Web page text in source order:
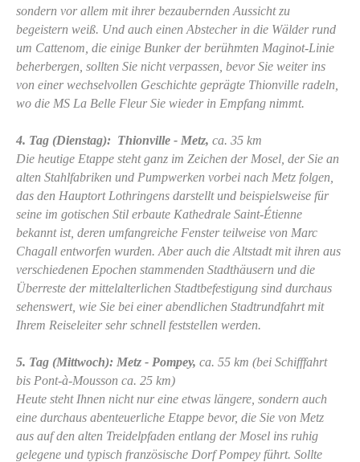
sondern vor allem mit ihrer bezaubernden Aussicht zu
begeistern weiß. Und auch einen Abstecher in die Wälder rund
um Cattenom, die einige Bunker der berühmten Maginot-Linie
beherbergen, sollten Sie nicht verpassen, bevor Sie weiter ins
von einer wechselvollen Geschichte geprägte Thionville radeln,
wo die MS La Belle Fleur Sie wieder in Empfang nimmt.
4. Tag (Dienstag): Thionville - Metz, ca. 35 km
Die heutige Etappe steht ganz im Zeichen der Mosel, der Sie an
alten Stahlfabriken und Pumpwerken vorbei nach Metz folgen,
das den Hauptort Lothringens darstellt und beispielsweise für
seine im gotischen Stil erbaute Kathedrale Saint-Étienne
bekannt ist, deren umfangreiche Fenster teilweise von Marc
Chagall entworfen wurden. Aber auch die Altstadt mit ihren aus
verschiedenen Epochen stammenden Stadthäusern und die
Überreste der mittelalterlichen Stadtbefestigung sind durchaus
sehenswert, wie Sie bei einer abendlichen Stadtrundfahrt mit
Ihrem Reiseleiter sehr schnell feststellen werden.
5. Tag (Mittwoch): Metz - Pompey, ca. 55 km (bei Schifffahrt
bis Pont-à-Mousson ca. 25 km)
Heute steht Ihnen nicht nur eine etwas längere, sondern auch
eine durchaus abenteuerliche Etappe bevor, die Sie von Metz
aus auf den alten Treidelpfaden entlang der Mosel ins ruhig
gelegene und typisch französische Dorf Pompey führt. Sollte